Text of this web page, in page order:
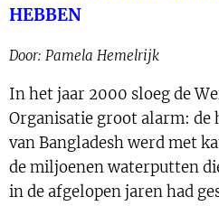
HEBBEN
Door: Pamela Hemelrijk
In het jaar 2000 sloeg de
Organisatie groot alarm: de
van Bangladesh werd met
de miljoenen waterputten
in de afgelopen jaren had